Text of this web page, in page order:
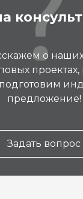
о наших
проектах,
предложение!
Задать вопрос